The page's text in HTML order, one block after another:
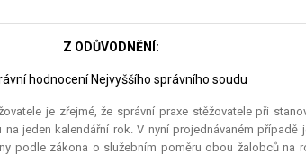
Z ODŮVODNĚNÍ:
hodnocení Nejvyššího správního soudu
je zřejmé, že správní praxe stěžovatele při
jeden kalendářní rok. V nyní projednávaném případě
podle zákona o služebním poměru obou žalobců na